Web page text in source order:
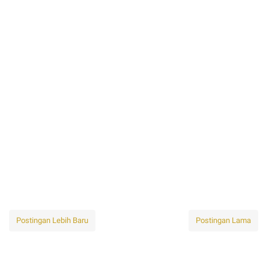
Postingan Lebih Baru Postingan Lama